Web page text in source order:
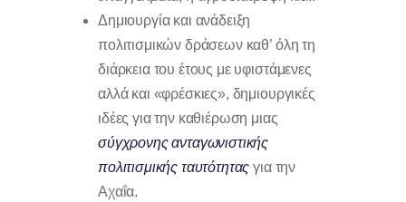
Δημιουργία και ανάδειξη
πολιτισμικών δράσεων καθ’ όλη τη
διάρκεια του έτους με υφιστάμενες
αλλά και «φρέσκιες», δημιουργικές
ιδέες για την καθιέρωση μιας
σύγχρονης ανταγωνιστικής
πολιτισμικής ταυτότητας για την
Αχαΐα.